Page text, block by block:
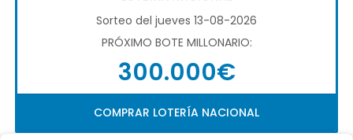
Sorteo del jueves 13-08-2026
PRÓXIMO BOTE MILLONARIO:
300.000€
COMPRAR LOTERÍA NACIONAL